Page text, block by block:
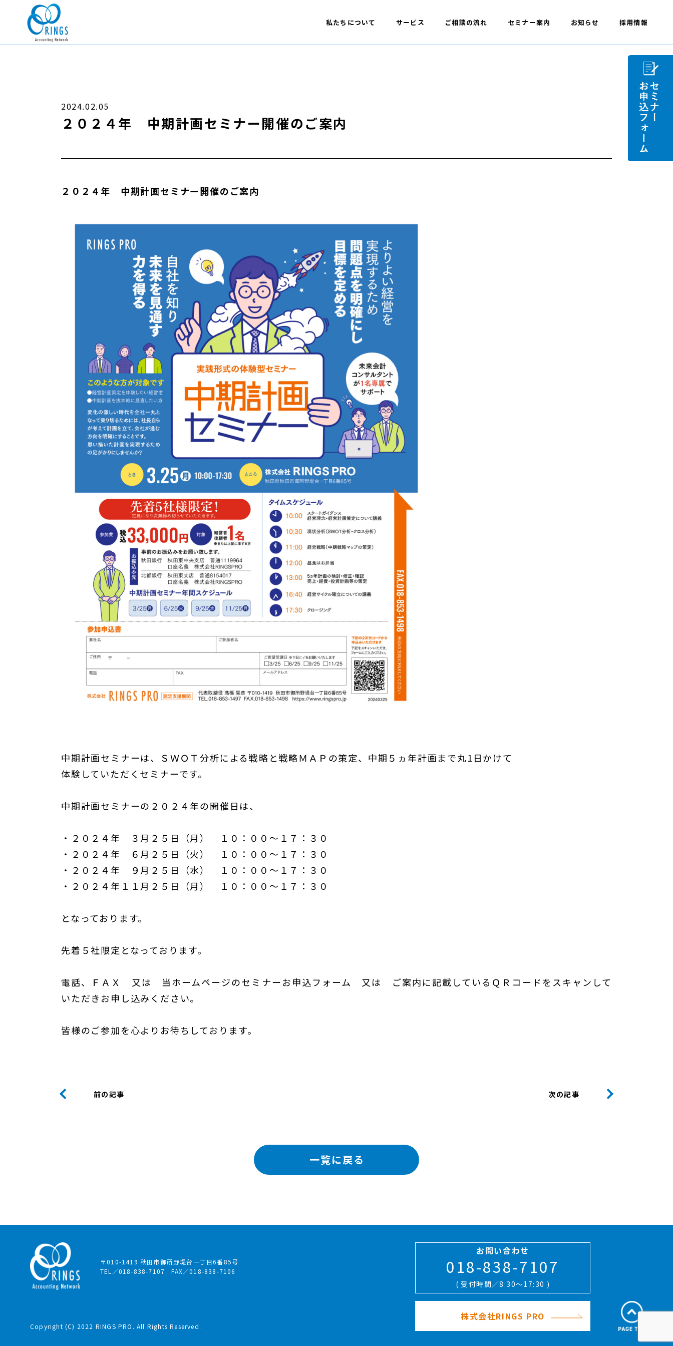
私たちについて サービス ご相談の流れ セミナー案内 お知らせ 採用情報
2024.02.05
２０２４年 中期計画セミナー開催のご案内
２０２４年 中期計画セミナー開催のご案内
中期計画セミナーは、ＳＷＯＴ分析による戦略と戦略ＭＡＰの策定、中期５ヵ年計画まで丸1日かけて
体験していただくセミナーです。
中期計画セミナーの２０２４年の開催日は、
・２０２４年 ３月２５日（月） １０：００～１７：３０
・２０２４年 ６月２５日（火） １０：００～１７：３０
・２０２４年 ９月２５日（水） １０：００～１７：３０
・２０２４年１１月２５日（月） １０：００～１７：３０
となっております。
先着５社限定となっております。
電話、ＦＡＸ 又は 当ホームページのセミナーお申込フォーム 又は ご案内に記載しているＱＲコードをスキャンして
いただきお申し込みください。
皆様のご参加を心よりお待ちしております。
前の記事 次の記事
一覧に戻る
お問い合わせ
018-838-7107
( 受付時間／8:30〜17:30 )
株式会社RINGS PRO
〒010-1419 秋田市御所野堤台一丁目6番85号
TEL／018-838-7107FAX／018-838-7106
Copyright (C) 2022 RINGS PRO. All Rights Reserved.